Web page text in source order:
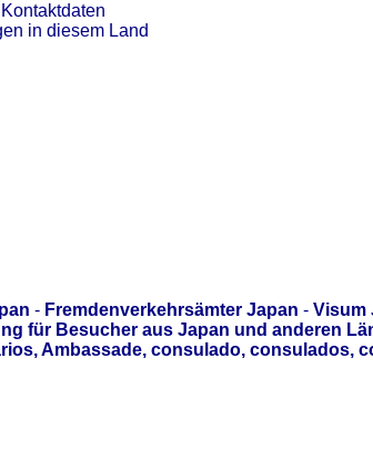
in diesem Land
- Fremdenverkehrsämter Japan - Visum
für Besucher aus Japan und anderen
Ambassade, consulado, consulados,